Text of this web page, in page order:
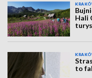
Hali
to